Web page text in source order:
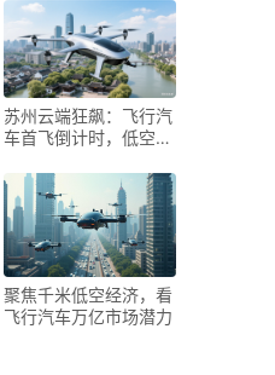
+文旅"新生态
苏州云端狂飙：飞行汽
车首飞倒计时，低空经
聚焦千米低空经济，看
飞行汽车万亿市场潜力